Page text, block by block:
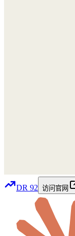
DR 92 访问官网